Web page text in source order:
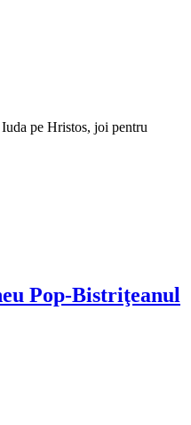
pe Hristos, joi pentru
Pop-Bistriţeanul